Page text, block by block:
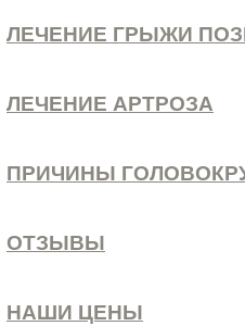
ЛЕЧЕНИЕ ГРЫЖИ
ЛЕЧЕНИЕ АРТРОЗА
ПРИЧИНЫ
ОТЗЫВЫ
НАШИ ЦЕНЫ